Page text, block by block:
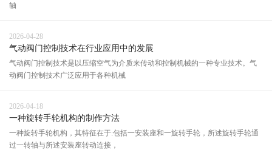
轴
2026-04-28
气动阀门控制技术在行业应用中的发展
气动阀门控制技术是以压缩空气为介质来传动和控制机械的一种专业技术。气
动阀门控制技术广泛应用于各种机械
2026-04-18
一种旋转手轮机构的制作方法
一种旋转手轮机构，其特征在于:包括一安装座和一旋转手轮，所述旋转手轮通
过一转轴与所述安装座转动连接，